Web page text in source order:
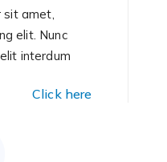
sit amet,
elit. Nunc
interdum.
Click here